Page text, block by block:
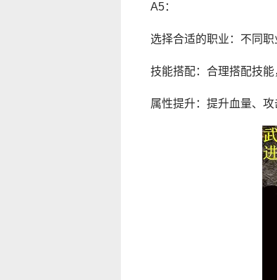
A5：
选择合适的职业：不同
技能搭配：合理搭配技能
属性提升：提升血量、攻